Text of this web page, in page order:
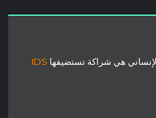
هي شراكة تستضيفها IDS